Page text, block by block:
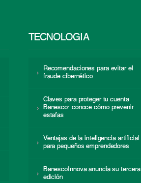
TECNOLOGÍA
Recomendaciones para evitar el
fraude cibernético
Claves para proteger tu cuenta
Banesco: conoce cómo prevenir
estafas
Ventajas de la inteligencia artificial
para pequeños emprendedores
BanescoInnova anuncia su tercera
edición